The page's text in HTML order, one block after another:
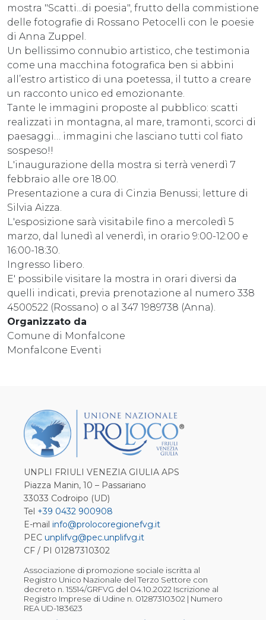
mostra "Scatti...di poesia", frutto della commistione
delle fotografie di Rossano Petocelli con le poesie
di Anna Zuppel.
Un bellissimo connubio artistico, che testimonia
come una macchina fotografica ben si abbini
all’estro artistico di una poetessa, il tutto a creare
un racconto unico ed emozionante.
Tante le immagini proposte al pubblico: scatti
realizzati in montagna, al mare, tramonti, scorci di
paesaggi… immagini che lasciano tutti col fiato
sospeso!!
L'inaugurazione della mostra si terrà venerdì 7
febbraio alle ore 18.00.
Presentazione a cura di Cinzia Benussi; letture di
Silvia Aizza.
L'esposizione sarà visitabile fino a mercoledì 5
marzo, dal lunedì al venerdì, in orario 9:00-12:00 e
16:00-18:30.
Ingresso libero.
E' possibile visitare la mostra in orari diversi da
quelli indicati, previa prenotazione al numero 338
4500522 (Rossano) o al 347 1989738 (Anna).
Organizzato da
Comune di Monfalcone
Monfalcone Eventi
UNPLI FRIULI VENEZIA GIULIA APS
Piazza Manin, 10 – Passariano
33033 Codroipo (UD)
Tel +39 0432 900908
E-mail info@prolocoregionefvg.it
PEC unplifvg@pec.unplifvg.it
CF / PI 01287310302
Associazione di promozione sociale iscritta al
Registro Unico Nazionale del Terzo Settore con
decreto n. 15514/GRFVG del 04.10.2022 Iscrizione al
Registro Imprese di Udine n. 01287310302 | Numero
REA UD-183623